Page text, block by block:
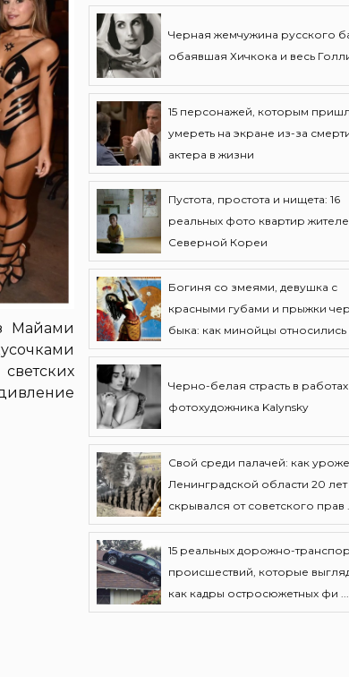
Майами
Черная жемчужина русского
обаявшая Хичкока и весь
15 персонажей, которым
умереть на экране из-за
актера в жизни
Пустота, простота и нищета: 16
реальных фото квартир
Северной Кореи
Богиня со змеями, девушка с
красными губами и прыжки
быка: как минойцы относились
Черно-белая страсть в работах
фотохудожника Kalynsky
Свой среди палачей: как
Ленинградской области 20 лет
скрывался от советского прав
15 реальных дорожно-
происшествий, которые
как кадры остросюжетных фи ...